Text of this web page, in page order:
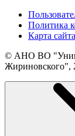
Политика
Карта сайта
© АНО ВО
Жириновского",